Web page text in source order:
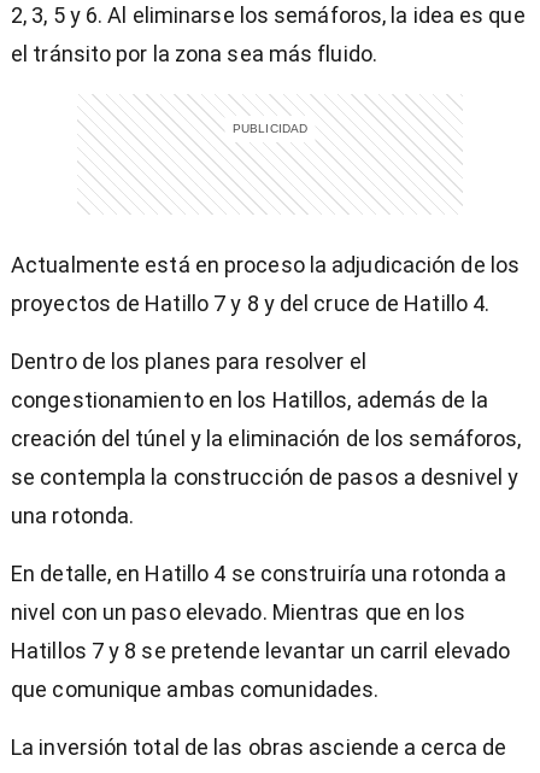
2, 3, 5 y 6. Al eliminarse los semáforos, la idea es que
el tránsito por la zona sea más fluido.
Actualmente está en proceso la adjudicación de los
proyectos de Hatillo 7 y 8 y del cruce de Hatillo 4.
Dentro de los planes para resolver el
congestionamiento en los Hatillos, además de la
creación del túnel y la eliminación de los semáforos,
se contempla la construcción de pasos a desnivel y
una rotonda.
En detalle, en Hatillo 4 se construiría una rotonda a
nivel con un paso elevado. Mientras que en los
Hatillos 7 y 8 se pretende levantar un carril elevado
que comunique ambas comunidades.
La inversión total de las obras asciende a cerca de